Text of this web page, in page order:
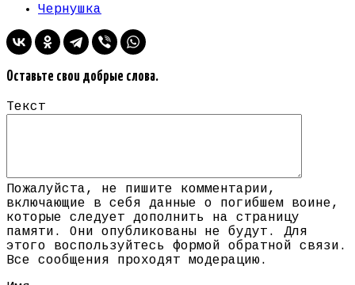
Чернушка
Оставьте свои добрые слова.
Текст
Пожалуйста, не пишите комментарии,
включающие в себя данные о погибшем воине,
которые следует дополнить на страницу
памяти. Они опубликованы не будут. Для
этого воспользуйтесь формой обратной связи.
Все сообщения проходят модерацию.